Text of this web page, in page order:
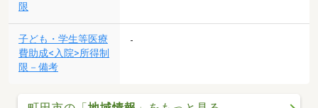
限
子ども・学生等医療
費助成<入院>所得制
限－備考
-